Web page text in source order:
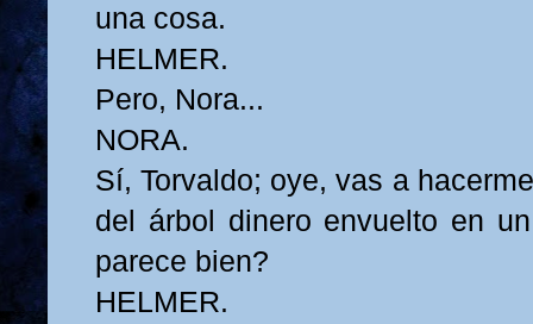
una cosa.
HELMER.
Pero, Nora...
NORA.
Sí, Torvaldo; oye, vas a
del árbol dinero envuelto en
parece bien?
HELMER.